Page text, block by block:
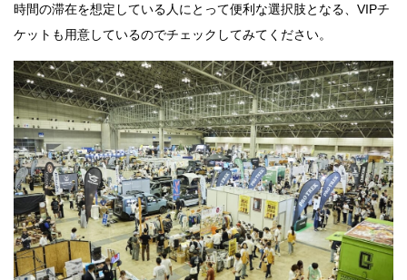
時間の滞在を想定している人にとって便利な選択肢となる、VIPチ
ケットも用意しているのでチェックしてみてください。